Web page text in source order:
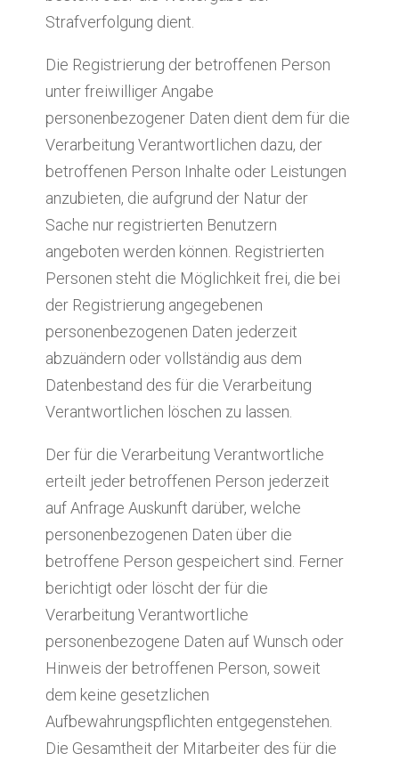
Strafverfolgung dient.
Die Registrierung der betroffenen Person
unter freiwilliger Angabe
personenbezogener Daten dient dem für die
Verarbeitung Verantwortlichen dazu, der
betroffenen Person Inhalte oder Leistungen
anzubieten, die aufgrund der Natur der
Sache nur registrierten Benutzern
angeboten werden können. Registrierten
Personen steht die Möglichkeit frei, die bei
der Registrierung angegebenen
personenbezogenen Daten jederzeit
abzuändern oder vollständig aus dem
Datenbestand des für die Verarbeitung
Verantwortlichen löschen zu lassen.
Der für die Verarbeitung Verantwortliche
erteilt jeder betroffenen Person jederzeit
auf Anfrage Auskunft darüber, welche
personenbezogenen Daten über die
betroffene Person gespeichert sind. Ferner
berichtigt oder löscht der für die
Verarbeitung Verantwortliche
personenbezogene Daten auf Wunsch oder
Hinweis der betroffenen Person, soweit
dem keine gesetzlichen
Aufbewahrungspflichten entgegenstehen.
Die Gesamtheit der Mitarbeiter des für die